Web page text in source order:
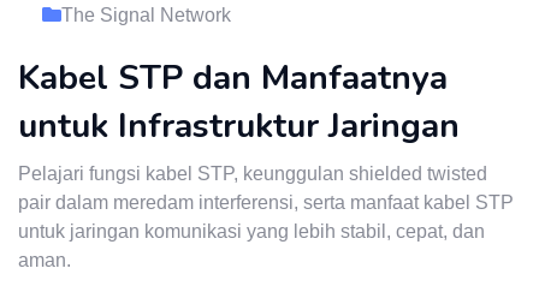
The Signal Network
Kabel STP dan Manfaatnya
untuk Infrastruktur Jaringan
Pelajari fungsi kabel STP, keunggulan shielded twisted
pair dalam meredam interferensi, serta manfaat kabel STP
untuk jaringan komunikasi yang lebih stabil, cepat, dan
aman.